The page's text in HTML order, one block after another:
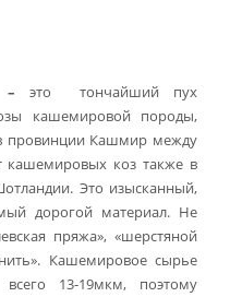
– это тончайший пух
кашемировой породы,
провинции Кашмир между
кашемировых коз также в
Это изысканный,
дорогой материал. Не
пряжа», «шерстяной
Кашемировое сырье
13-19мкм, поэтому